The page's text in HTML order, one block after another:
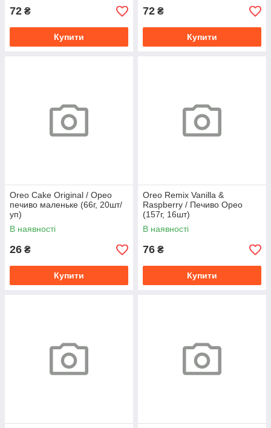
72 ₴
Купити
72 ₴
Купити
Oreo Cake Оriginal / Орео
печиво маленьке (66г, 20шт/
уп)
В наявності
26 ₴
Купити
Oreo Remix Vanilla &
Raspberry / Печиво Орео
(157г, 16шт)
В наявності
76 ₴
Купити